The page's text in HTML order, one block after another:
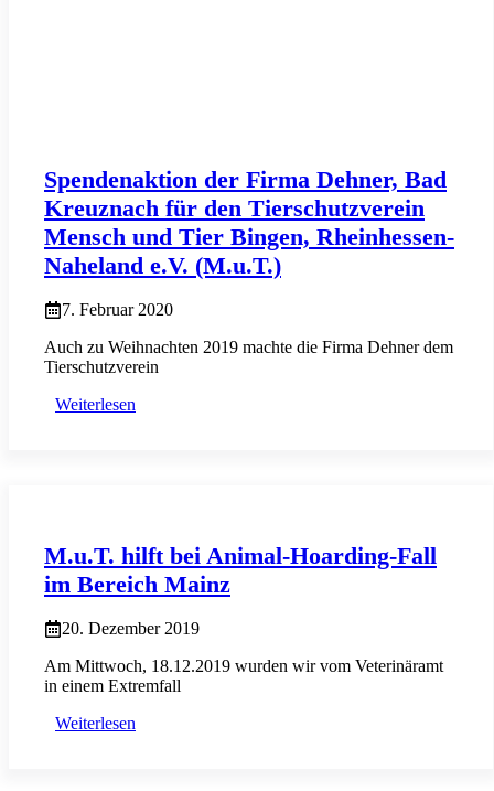
Spendenaktion der Firma Dehner, Bad
Kreuznach für den Tierschutzverein
Mensch und Tier Bingen, Rheinhessen-
Naheland e.V. (M.u.T.)
7. Februar 2020
Auch zu Weihnachten 2019 machte die Firma Dehner dem
Tierschutzverein
Weiterlesen
M.u.T. hilft bei Animal-Hoarding-Fall
im Bereich Mainz
20. Dezember 2019
Am Mittwoch, 18.12.2019 wurden wir vom Veterinäramt
in einem Extremfall
Weiterlesen